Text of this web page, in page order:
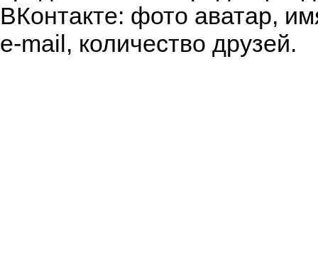
ВКонтакте: фото аватар,
e-mail, количество друзей.